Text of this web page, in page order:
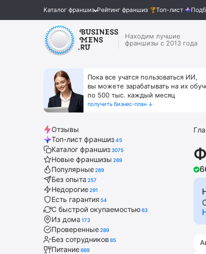
Каталог франшиз Рейтинг франшиз Топ-лист
Находим лучшие
франшизы с 2013 года
Пока все учатся пользоваться ИИ,
вы можете зарабатывать на их
по 500 тыс. каждый месяц
получить бизнес-план ↓
Отзывы
Топ-лист франшиз45
Каталог франшиз3075
Новые франшизы 289
Популярные289
Без опыта 257
Недорогие291
Есть гарантия 54
С быстрой окупаемостью63
Из дома 173
Проверенные289
Без сотрудников 85
Питание669